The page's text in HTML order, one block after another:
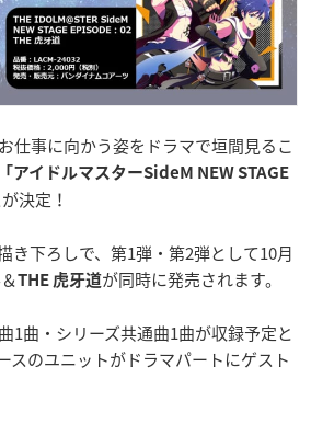
仕事に向かう姿をドラマで垣間見るこ
「アイドルマスターSideM NEW STAGE
決定！
き下ろしで、第1弾・第2弾として10月
＆THE 虎牙道が同時に発売されます。
1曲・シリーズ共通曲1曲が収録予定と
スのユニットがドラマパートにゲスト